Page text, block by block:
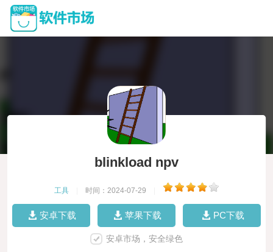
blinkload npv
工具 时间：2024-07-29
安卓下载 苹果下载 PC下载
安卓市场，安全绿色